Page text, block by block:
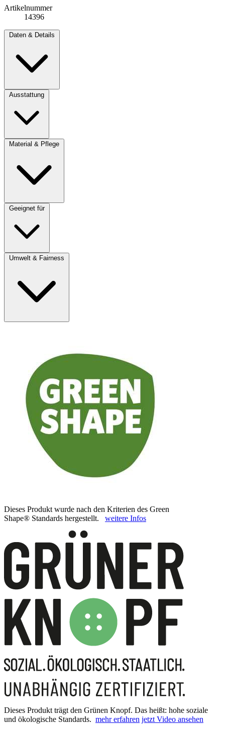
Artikelnummer
14396
Daten & Details
Ausstattung
Material & Pflege
Geeignet für
Umwelt & Fairness
Dieses Produkt wurde nach den Kriterien des Green
Shape® Standards hergestellt. weitere Infos
Dieses Produkt trägt den Grünen Knopf. Das heißt: hohe soziale
und ökologische Standards. mehr erfahren jetzt Video ansehen